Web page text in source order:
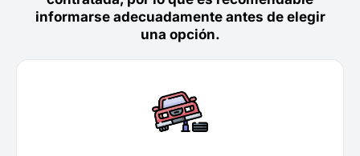
informarse adecuadamente antes de elegir
una opción.